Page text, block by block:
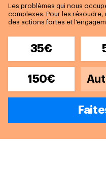
Les problèmes qui nous
complexes. Pour les
des actions fortes et
35€
150€